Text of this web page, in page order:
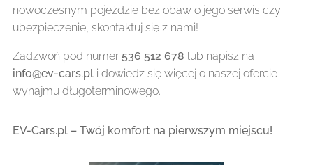
nowoczesnym pojeździe bez obaw o jego serwis czy
ubezpieczenie, skontaktuj się z nami!
Zadzwoń pod numer 536 512 678 lub napisz na
info@ev-cars.pl i dowiedz się więcej o naszej ofercie
wynajmu długoterminowego.
EV-Cars.pl – Twój komfort na pierwszym miejscu!